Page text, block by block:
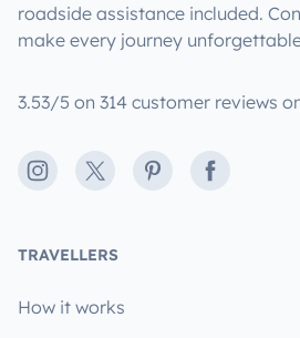
roadside assistance included.
make every journey
3.53/5 on 314 customer reviews
Instagram
X PinterestFacebook
TRAVELLERS
How it works